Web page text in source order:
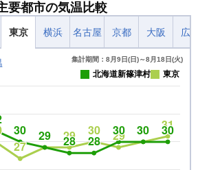
要都市の気温比較
東京 横浜 名古屋 京都 大阪 広
集計期間：8月9日(日)～8月18日(火)
北海道新篠津村 東京